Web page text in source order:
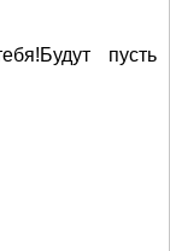
пусть